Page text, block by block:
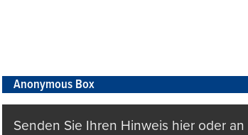
Anonymous Box
Senden Sie Ihren Hinweis hier oder an